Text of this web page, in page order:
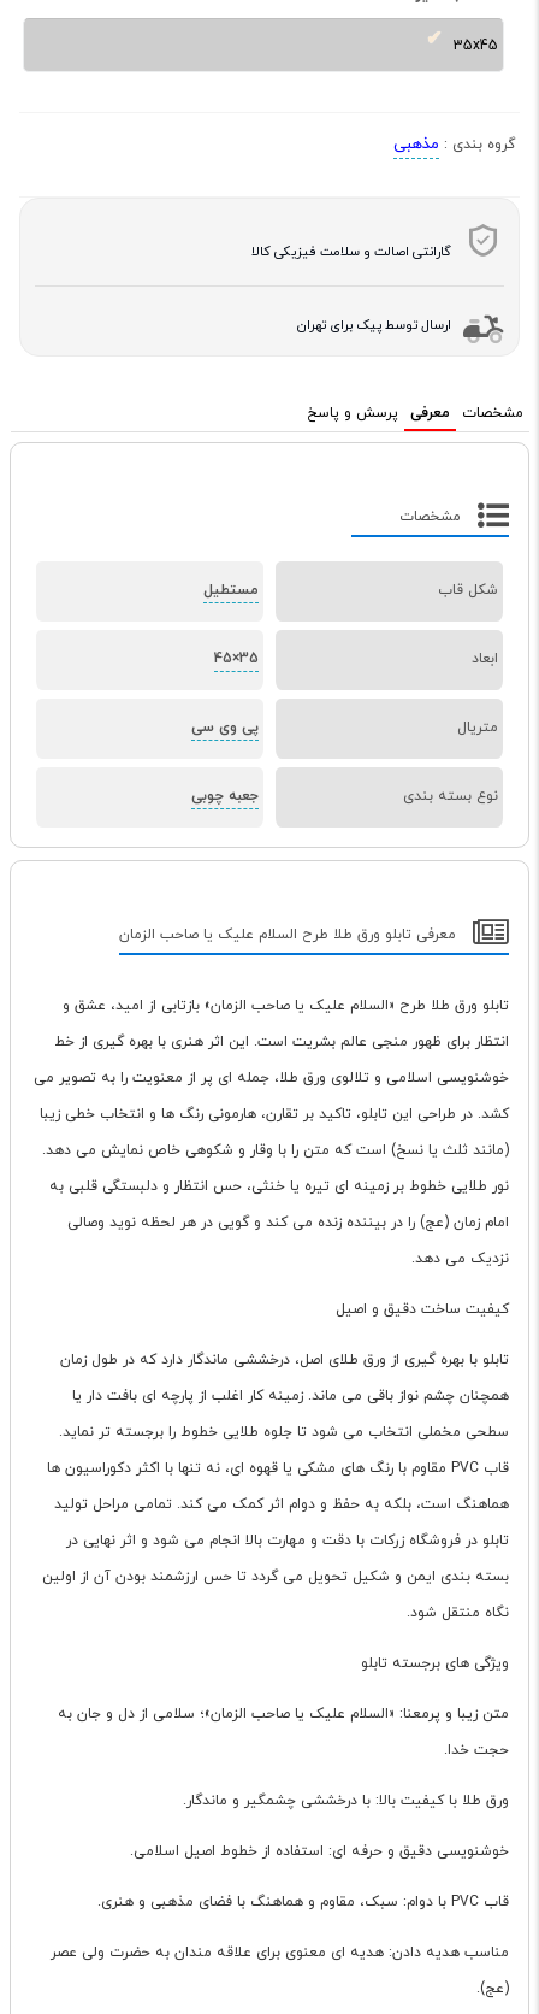
35x45
گروه بندی : مذهبی
گارانتی اصالت و سلامت فیزیکی کالا
ارسال توسط پیک برای تهران
مشخصات معرفی پرسش و پاسخ
مشخصات
شکل قاب مستطیل
ابعاد 35×45
متریال پی وی سی
نوع بسته بندی جعبه چوبی
معرفی تابلو ورق طلا طرح السلام علیک یا صاحب الزمان
تابلو ورق طلا طرح «السلام علیک یا صاحب الزمان» بازتابی از امید، عشق و
انتظار برای ظهور منجی عالم بشریت است. این اثر هنری با بهره گیری از خط
خوشنویسی اسلامی و تلالوی ورق طلا، جمله ای پر از معنویت را به تصویر می
کشد. در طراحی این تابلو، تاکید بر تقارن، هارمونی رنگ ها و انتخاب خطی زیبا
(مانند ثلث یا نسخ) است که متن را با وقار و شکوهی خاص نمایش می دهد.
نور طلایی خطوط بر زمینه ای تیره یا خنثی، حس انتظار و دلبستگی قلبی به
امام زمان (عج) را در بیننده زنده می کند و گویی در هر لحظه نوید وصالی
نزدیک می دهد.
کیفیت ساخت دقیق و اصیل
تابلو با بهره گیری از ورق طلای اصل، درخششی ماندگار دارد که در طول زمان
همچنان چشم نواز باقی می ماند. زمینه کار اغلب از پارچه ای بافت دار یا
سطحی مخملی انتخاب می شود تا جلوه طلایی خطوط را برجسته تر نماید.
قاب PVC مقاوم با رنگ های مشکی یا قهوه ای، نه تنها با اکثر دکوراسیون ها
هماهنگ است، بلکه به حفظ و دوام اثر کمک می کند. تمامی مراحل تولید
تابلو در فروشگاه زرکات با دقت و مهارت بالا انجام می شود و اثر نهایی در
بسته بندی ایمن و شکیل تحویل می گردد تا حس ارزشمند بودن آن از اولین
نگاه منتقل شود.
ویژگی های برجسته تابلو
متن زیبا و پرمعنا: «السلام علیک یا صاحب الزمان»؛ سلامی از دل و جان به
حجت خدا.
ورق طلا با کیفیت بالا: با درخششی چشمگیر و ماندگار.
خوشنویسی دقیق و حرفه ای: استفاده از خطوط اصیل اسلامی.
قاب PVC با دوام: سبک، مقاوم و هماهنگ با فضای مذهبی و هنری.
مناسب هدیه دادن: هدیه ای معنوی برای علاقه مندان به حضرت ولی عصر
(عج).